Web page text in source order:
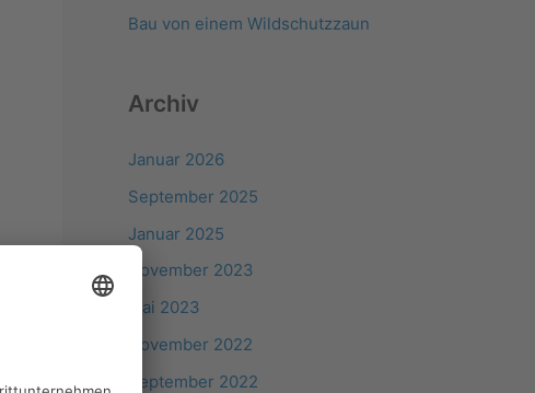
Bau von einem Wildschutzzaun
Archiv
Januar 2026
September 2025
Januar 2025
November 2023
Mai 2023
November 2022
September 2022